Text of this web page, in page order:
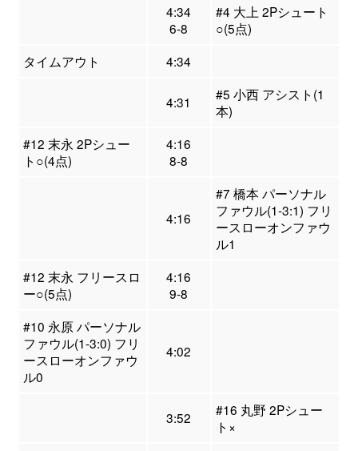
4:34
6-8
#4 大上 2Pシュート
○(5点)
タイムアウト
4:34
4:31
#5 小西 アシスト(1
本)
#12 末永 2Pシュー
ト○(4点)
4:16
8-8
4:16
#7 橋本 パーソナル
ファウル(1-3:1) フリ
ースローオンファウ
ル1
#12 末永 フリースロ
ー○(5点)
4:16
9-8
#10 永原 パーソナル
ファウル(1-3:0) フリ
ースローオンファウ
ル0
4:02
3:52
#16 丸野 2Pシュー
ト×